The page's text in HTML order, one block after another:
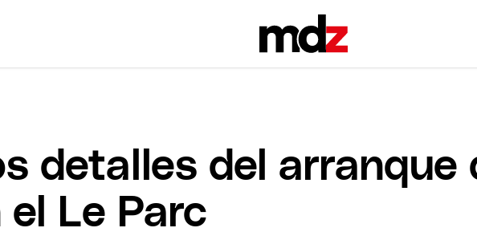
detalles del arranque
el Le Parc